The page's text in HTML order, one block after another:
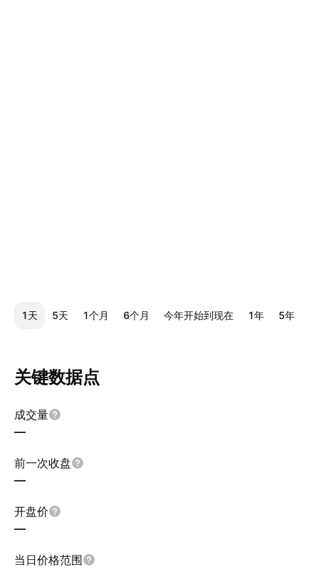
1天 5天 1个月 6个月 今年开始到现在 1年 5年
关键数据点
成交量
—
前一次收盘
—
开盘价
—
当日价格范围